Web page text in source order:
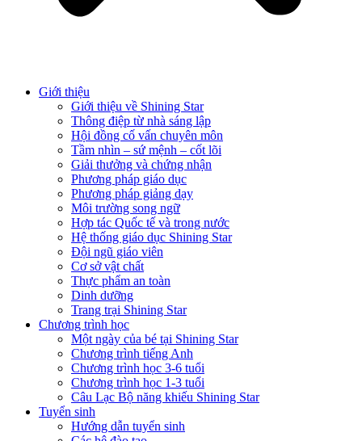
Giới thiệu
Giới thiệu về Shining Star
Thông điệp từ nhà sáng lập
Hội đồng cố vấn chuyên môn
Tầm nhìn – sứ mệnh – cốt lõi
Giải thưởng và chứng nhận
Phương pháp giáo dục
Phương pháp giảng dạy
Môi trường song ngữ
Hợp tác Quốc tế và trong nước
Hệ thống giáo dục Shining Star
Đội ngũ giáo viên
Cơ sở vật chất
Thực phẩm an toàn
Dinh dưỡng
Trang trại Shining Star
Chương trình học
Một ngày của bé tại Shining Star
Chương trình tiếng Anh
Chương trình học 3-6 tuổi
Chương trình học 1-3 tuổi
Câu Lạc Bộ năng khiếu Shining Star
Tuyển sinh
Hướng dẫn tuyển sinh